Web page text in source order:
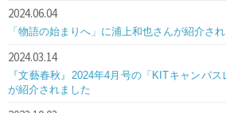
2024.06.04
「物語の始まりへ」に浦上和也さんが紹介さ
2024.03.14
『文藝春秋』2024年4月号の「KITキャンパ
が紹介されました